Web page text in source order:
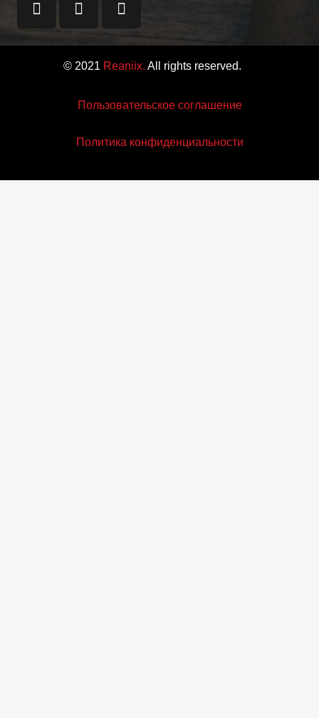
© 2021 Reaniix. All rights reserved.
Пользовательское соглашение
Политика конфиденциальности